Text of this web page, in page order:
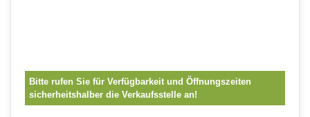
Bitte rufen Sie für Verfügbarkeit und Öffnungszeiten
sicherheitshalber die Verkaufsstelle an!